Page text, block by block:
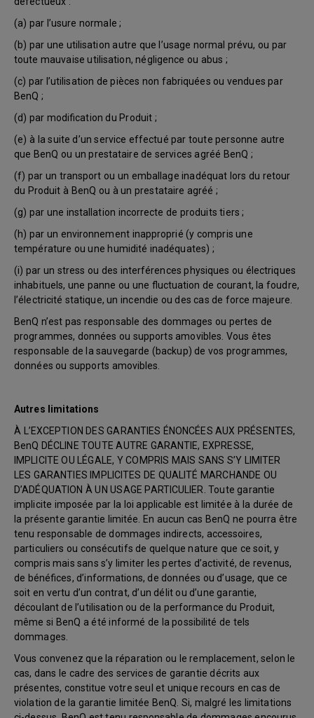
(a) par l’usure normale ;
(b) par une utilisation autre que l’usage normal prévu, ou par
toute mauvaise utilisation, négligence ou abus ;
(c) par l’utilisation de pièces non fabriquées ou vendues par
BenQ ;
(d) par modification du Produit ;
(e) à la suite d’un service effectué par toute personne autre
que BenQ ou un prestataire de services agréé BenQ ;
(f) par un transport ou un emballage inadéquat lors du retour
du Produit à BenQ ou à un prestataire agréé ;
(g) par une installation incorrecte de produits tiers ;
(h) par un environnement inapproprié (y compris une
température ou une humidité inadéquates) ;
(i) par un stress ou des interférences physiques ou électriques
inhabituels, une panne ou une fluctuation de courant, la foudre,
l’électricité statique, un incendie ou des cas de force majeure.
BenQ n’est pas responsable des dommages ou pertes de
programmes, données ou supports amovibles. Vous êtes
responsable de la sauvegarde (backup) de vos programmes,
données ou supports amovibles.
Autres limitations
À L’EXCEPTION DES GARANTIES ÉNONCÉES AUX PRÉSENTES,
BenQ DÉCLINE TOUTE AUTRE GARANTIE, EXPRESSE,
IMPLICITE OU LÉGALE, Y COMPRIS MAIS SANS S’Y LIMITER
LES GARANTIES IMPLICITES DE QUALITÉ MARCHANDE OU
D’ADÉQUATION À UN USAGE PARTICULIER. Toute garantie
implicite imposée par la loi applicable est limitée à la durée de
la présente garantie limitée. En aucun cas BenQ ne pourra être
tenu responsable de dommages indirects, accessoires,
particuliers ou consécutifs de quelque nature que ce soit, y
compris mais sans s’y limiter les pertes d’activité, de revenus,
de bénéfices, d’informations, de données ou d’usage, que ce
soit en vertu d’un contrat, d’un délit ou d’une garantie,
découlant de l’utilisation ou de la performance du Produit,
même si BenQ a été informé de la possibilité de tels
dommages.
Vous convenez que la réparation ou le remplacement, selon le
cas, dans le cadre des services de garantie décrits aux
présentes, constitue votre seul et unique recours en cas de
violation de la garantie limitée BenQ. Si, malgré les limitations